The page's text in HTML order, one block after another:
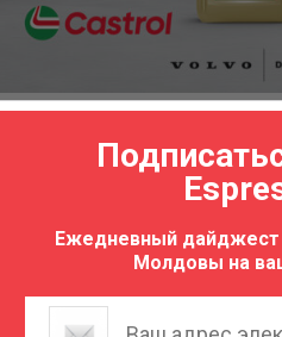
Ежедневный дайджест
Молдовы на